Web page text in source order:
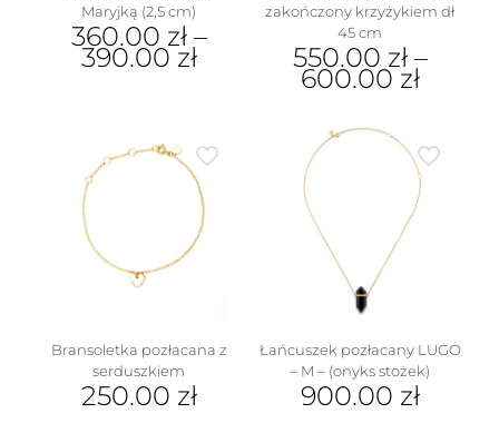
Maryjką (2,5 cm)
360.00 zł–
390.00 zł
wiele
wariantów.
stronie
zakończony krzyżykiem dł
45 cm
550.00 zł–
600.00 zł
produkt
wariantów.
można
wybrać
na
stronie
produktu
Bransoletka pozłacana z
serduszkiem
250.00 zł
Łańcuszek pozłacany LUGO
– M – (onyks stożek)
900.00 zł